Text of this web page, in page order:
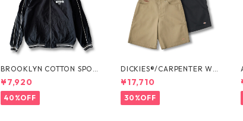
BROOKLYN COTTON SPOR
T JKT by Polo Ralph Laure
n
¥7,920
40%OFF
DICKIES®/CARPENTER WI
DE SHORTS -SEDAN ALL-P
URPOSE-
¥17,710
30%OFF